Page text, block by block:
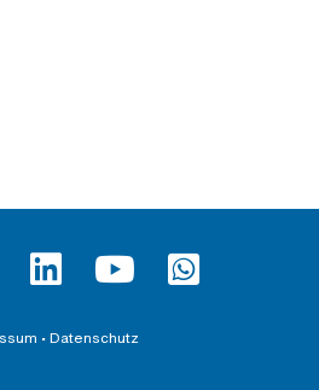
•Datenschutz